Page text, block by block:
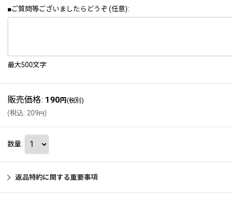
■ご質問等ございましたらどうぞ (任意):
最大500文字
販売価格: 190円 (税別)
(税込: 209円)
数量:
返品特約に関する重要事項